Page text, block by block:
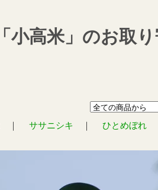
ササニシキ ひとめぼれ